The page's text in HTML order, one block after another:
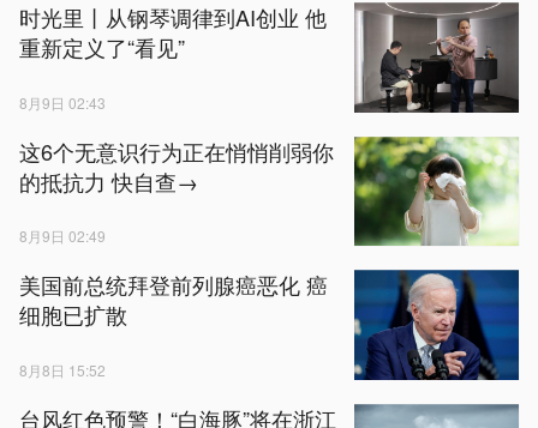
时光里丨从钢琴调律到AI创业 他
重新定义了“看见”
8月9日 02:43
这6个无意识行为正在悄悄削弱你
的抵抗力 快自查→
8月9日 02:49
美国前总统拜登前列腺癌恶化 癌
细胞已扩散
8月8日 15:52
台风红色预警！“白海豚”将在浙江